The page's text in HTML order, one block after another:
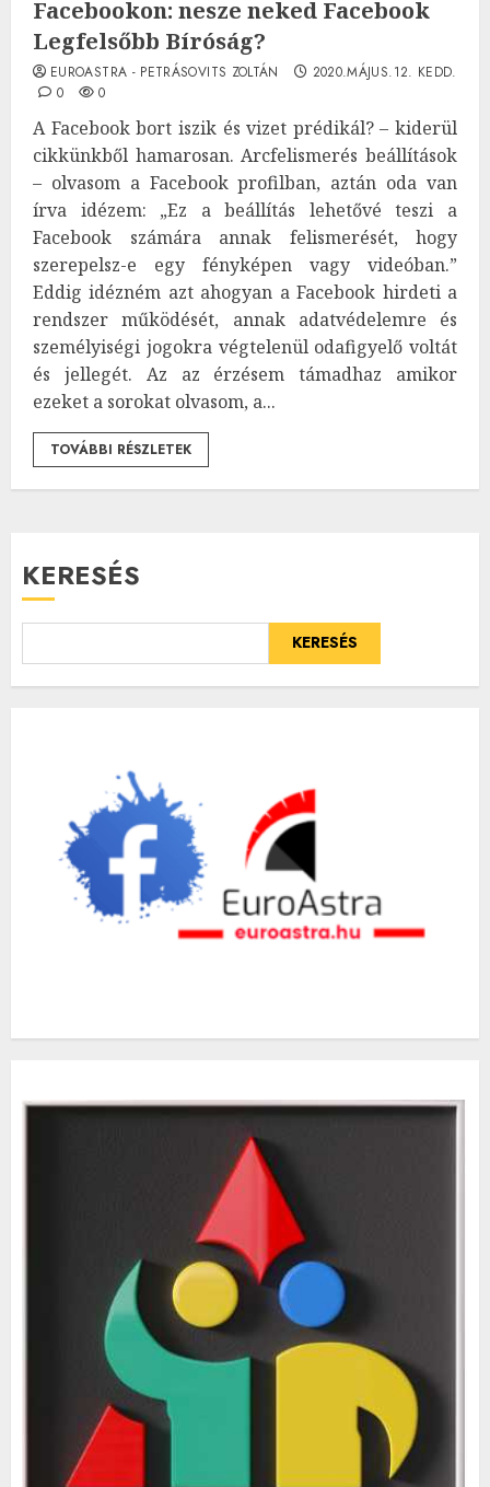
Facebookon: nesze neked Facebook
Legfelsőbb Bíróság?
EUROASTRA - PETRÁSOVITS ZOLTÁN
2020.MÁJUS.12. KEDD.
0
0
A Facebook bort iszik és vizet prédikál? – kiderül
cikkünkből hamarosan. Arcfelismerés beállítások
– olvasom a Facebook profilban, aztán oda van
írva idézem: „Ez a beállítás lehetővé teszi a
Facebook számára annak felismerését, hogy
szerepelsz-e egy fényképen vagy videóban.”
Eddig idézném azt ahogyan a Facebook hirdeti a
rendszer működését, annak adatvédelemre és
személyiségi jogokra végtelenül odafigyelő voltát
és jellegét. Az az érzésem támadhaz amikor
ezeket a sorokat olvasom, a...
TOVÁBBI RÉSZLETEK
KERESÉS
KERESÉS